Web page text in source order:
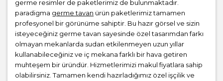
germe resimler de paketlerimiz de bulunmaktadır.
paradigma germe tavan ürün paketlerimiz tamamen
profesyonel bir görünüme sahiptir. Bu hazır görsel ve sizin
isteyeceğiniz germe tavan sayesinde özel tasarımdan farkı
olmayan mekanlarda sudan etkilenmeyen uzun yıllar
kullanabileceğiniz ve iç mekana farklı bir hava getiren
muhteşem bir üründür. Hizmetlerimizi makul fiyatlara sahip
olabilirsiniz. Tamamen kendi hazırladığımız özel işçilik ve